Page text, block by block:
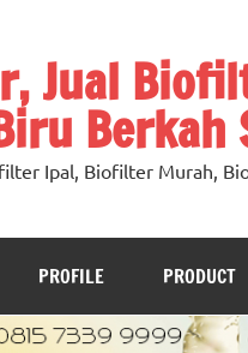
Jual
Ipal, Biofilter Murah,
PROFILE PRODUCT